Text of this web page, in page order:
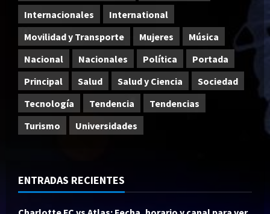
Internacionales
International
Movilidad y Transporte
Mujeres
Música
Nacional
Nacionales Política
Portada
Principal
Salud Salud y Ciencia
Sociedad
Tecnología
Tendencia
Tendencias
Turismo
Universidades
ENTRADAS RECIENTES